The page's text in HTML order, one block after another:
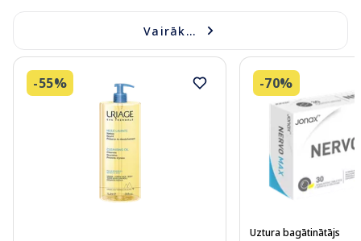
Vairāk...
-55% -70%
Uztura bagātinātājs